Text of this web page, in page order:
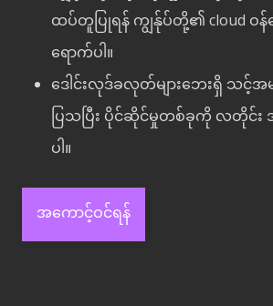
ထပ်တူပြုရန် ကျွန်ုပ်တို့၏ cloud ဝ
ရောက်ပါ။
ဒေါင်းလုဒ်ခလုတ်များဘေးရှိ သင့်
ပြသပြီး ပိုင်ဆိုင်မှုတစ်ခုကို လတိုင်း
ပါ။
အကောင့်ဝင်ရန်